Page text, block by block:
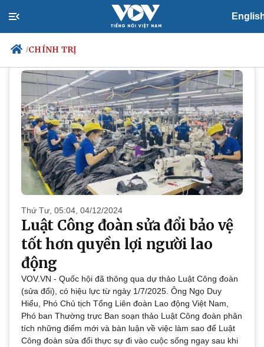
/CHÍNH TRỊ
Chính trị
Đảng
Tổ chức nhân sự
Quốc hội
Nhận diện sự thật
Xã hội
Tin 24h
Dự báo thời tiết
Giáo dục
Dấu ấn VOV
Việc làm
Biển đảo
Thế giới
Quan sát
Cuộc sống đó đây
Hồ sơ
Video
Ảnh
E-Magazine
Infographic
CHÍNH TRỊ
Thứ Tư, 05:04, 04/12/2024
Luật Công đoàn sửa đổi bảo vệ
tốt hơn quyền lợi người lao
động
VOV.VN - Quốc hội đã thông qua dự thảo Luật Công đoàn
(sửa đổi), có hiệu lực từ ngày 1/7/2025. Ông Ngọ Duy
Hiểu, Phó Chủ tịch Tổng Liên đoàn Lao động Việt Nam,
Phó ban Thường trực Ban soạn thảo Luật Công đoàn phân
tích những điểm mới và bàn luận về việc làm sao để Luật
Công đoàn sửa đổi thực sự đi vào cuộc sống ngay sau khi